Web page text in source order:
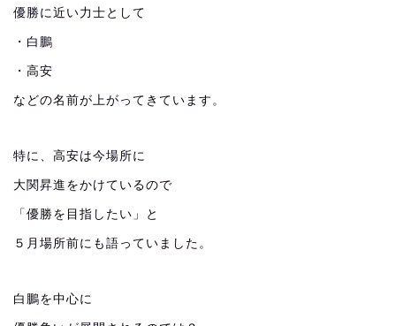
優勝に近い力士として
・白鵬
・高安
などの名前が上がってきています。
特に、高安は今場所に
大関昇進をかけているので
「優勝を目指したい」と
５月場所前にも語っていました。
白鵬を中心に